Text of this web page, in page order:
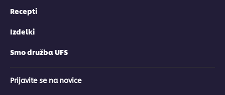
Recepti
Izdelki
Smo družba UFS
Prijavite se na novice